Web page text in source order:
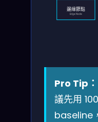
邊緣節點
Edge Node
Pro Tip：
議先用
baseline